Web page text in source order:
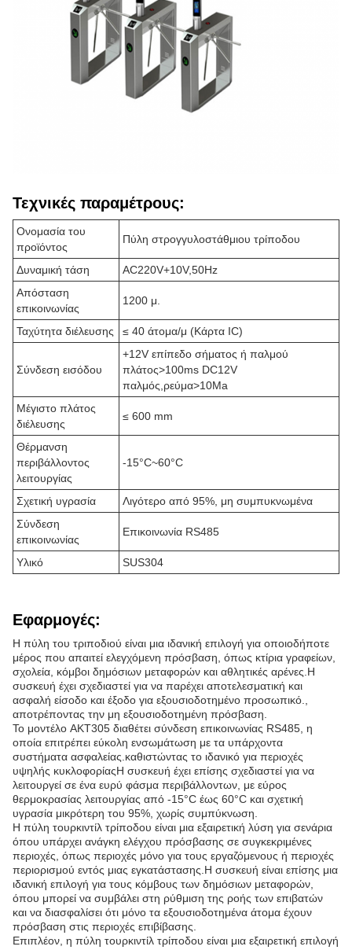
Τεχνικές παραμέτρους:
Ονομασία του
προϊόντος
Πύλη στρογγυλοστάθμιου τρίποδου
Δυναμική τάση
AC220V+10V,50Hz
Απόσταση
επικοινωνίας
1200 μ.
Ταχύτητα διέλευσης ≤ 40 άτομα/μ (Κάρτα IC)
Σύνδεση εισόδου
+12V επίπεδο σήματος ή παλμού
πλάτος>100ms DC12V
παλμός,ρεύμα>10Ma
Μέγιστο πλάτος
διέλευσης
≤ 600 mm
Θέρμανση
περιβάλλοντος
λειτουργίας
-15°C~60°C
Σχετική υγρασία
Λιγότερο από 95%, μη συμπυκνωμένα
Σύνδεση
επικοινωνίας
Επικοινωνία RS485
Υλικό SUS304
Εφαρμογές:
Η πύλη του τριποδιού είναι μια ιδανική επιλογή για οποιοδήποτε
μέρος που απαιτεί ελεγχόμενη πρόσβαση, όπως κτίρια γραφείων,
σχολεία, κόμβοι δημόσιων μεταφορών και αθλητικές αρένες.Η
συσκευή έχει σχεδιαστεί για να παρέχει αποτελεσματική και
ασφαλή είσοδο και έξοδο για εξουσιοδοτημένο προσωπικό.,
αποτρέποντας την μη εξουσιοδοτημένη πρόσβαση.
Το μοντέλο AKT305 διαθέτει σύνδεση επικοινωνίας RS485, η
οποία επιτρέπει εύκολη ενσωμάτωση με τα υπάρχοντα
συστήματα ασφαλείας.καθιστώντας το ιδανικό για περιοχές
υψηλής κυκλοφορίαςΗ συσκευή έχει επίσης σχεδιαστεί για να
λειτουργεί σε ένα ευρύ φάσμα περιβάλλοντων, με εύρος
θερμοκρασίας λειτουργίας από -15°C έως 60°C και σχετική
υγρασία μικρότερη του 95%, χωρίς συμπύκνωση.
Η πύλη τουρκιντίλ τρίποδου είναι μια εξαιρετική λύση για σενάρια
όπου υπάρχει ανάγκη ελέγχου πρόσβασης σε συγκεκριμένες
περιοχές, όπως περιοχές μόνο για τους εργαζόμενους ή περιοχές
περιορισμού εντός μιας εγκατάστασης.Η συσκευή είναι επίσης μια
ιδανική επιλογή για τους κόμβους των δημόσιων μεταφορών,
όπου μπορεί να συμβάλει στη ρύθμιση της ροής των επιβατών
και να διασφαλίσει ότι μόνο τα εξουσιοδοτημένα άτομα έχουν
πρόσβαση στις περιοχές επιβίβασης.
Επιπλέον, η πύλη τουρκιντίλ τρίποδου είναι μια εξαιρετική επιλογή